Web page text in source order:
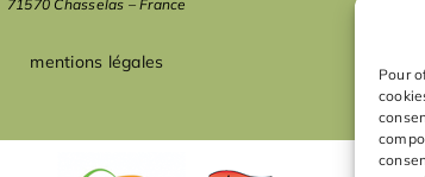
Pour
71570 Chasselas – France
mentions légales